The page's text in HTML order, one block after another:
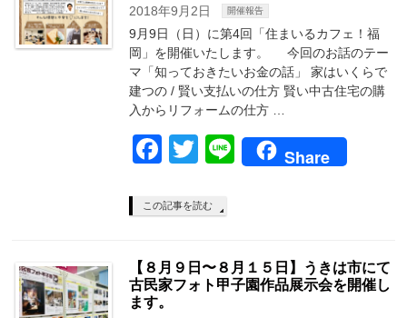
2018年9月2日 開催報告
9月9日（日）に第4回「住まいるカフェ！福
岡」を開催いたします。 今回のお話のテー
マ「知っておきたいお金の話」 家はいくらで
建つの / 賢い支払いの仕方 賢い中古住宅の購
入からリフォームの仕方 …
Facebook
Twitter
LineShare
この記事を読む
【８月９日〜８月１５日】うきは市にて
古民家フォト甲子園作品展示会を開催し
ます。